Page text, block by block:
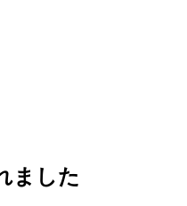
ました